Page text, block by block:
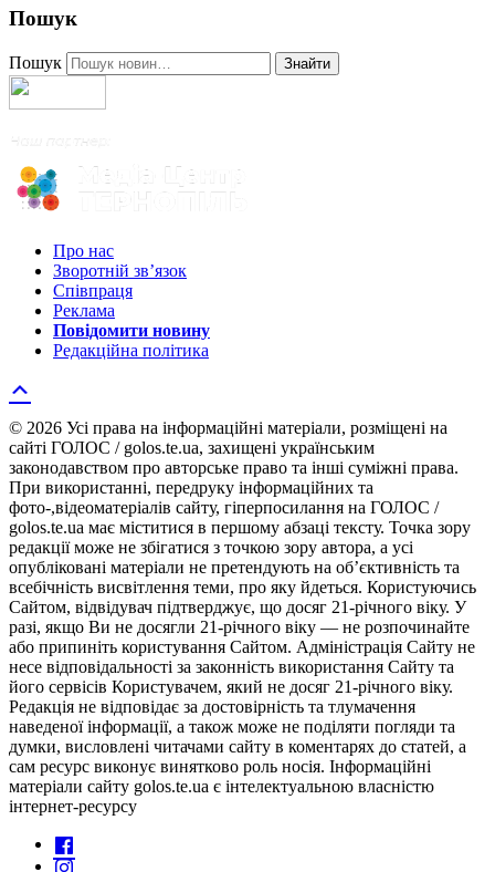
Пошук
Пошук Знайти
Про нас
Зворотній зв’язок
Співпраця
Реклама
Повідомити новину
Редакційна політика
© 2026 Усі права на інформаційні матеріали, розміщені на
сайті ГОЛОС / golos.te.ua, захищені українським
законодавством про авторське право та інші суміжні права.
При використанні, передруку інформаційних та
фото-,відеоматеріалів сайту, гіперпосилання на ГОЛОС /
golos.te.ua має міститися в першому абзаці тексту. Точка зору
редакції може не збігатися з точкою зору автора, а усі
опубліковані матеріали не претендують на об’єктивність та
всебічність висвітлення теми, про яку йдеться. Користуючись
Сайтом, відвідувач підтверджує, що досяг 21-річного віку. У
разі, якщо Ви не досягли 21-річного віку — не розпочинайте
або припиніть користування Сайтом. Адміністрація Сайту не
несе відповідальності за законність використання Сайту та
його сервісів Користувачем, який не досяг 21-річного віку.
Редакція не відповідає за достовірність та тлумачення
наведеної інформації, а також може не поділяти погляди та
думки, висловлені читачами сайту в коментарях до статей, а
сам ресурс виконує винятково роль носія. Інформаційні
матеріали сайту golos.te.ua є інтелектуальною власністю
інтернет-ресурсу